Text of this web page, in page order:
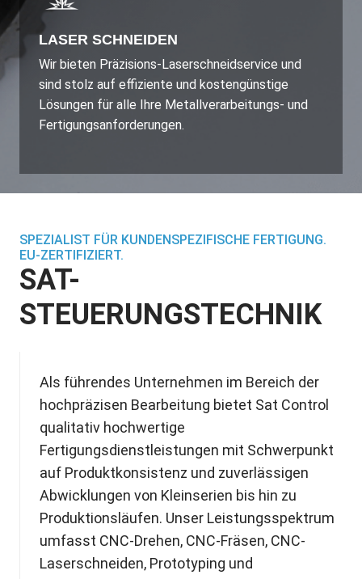
LASER SCHNEIDEN
Wir bieten Präzisions-Laserschneidservice und
sind stolz auf effiziente und kostengünstige
Lösungen für alle Ihre Metallverarbeitungs- und
Fertigungsanforderungen.
SPEZIALIST FÜR KUNDENSPEZIFISCHE FERTIGUNG.
EU-ZERTIFIZIERT.
SAT-
STEUERUNGSTECHNIK
Als führendes Unternehmen im Bereich der
hochpräzisen Bearbeitung bietet Sat Control
qualitativ hochwertige
Fertigungsdienstleistungen mit Schwerpunkt
auf Produktkonsistenz und zuverlässigen
Abwicklungen von Kleinserien bis hin zu
Produktionsläufen. Unser Leistungsspektrum
umfasst CNC-Drehen, CNC-Fräsen, CNC-
Laserschneiden, Prototyping und